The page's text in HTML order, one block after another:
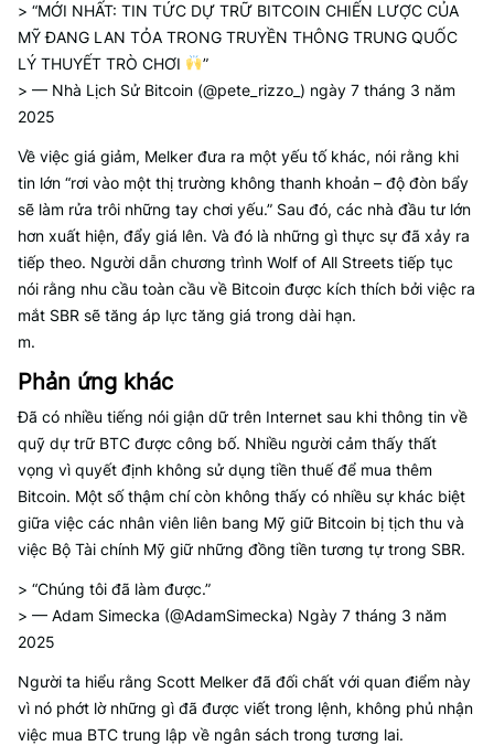
> “MỚI NHẤT: TIN TỨC DỰ TRỮ BITCOIN CHIẾN LƯỢC CỦA
MỸ ĐANG LAN TỎA TRONG TRUYỀN THÔNG TRUNG QUỐC
LÝ THUYẾT TRÒ CHƠI
”
> — Nhà Lịch Sử Bitcoin (@pete_rizzo_) ngày 7 tháng 3 năm
2025
Về việc giá giảm, Melker đưa ra một yếu tố khác, nói rằng khi
tin lớn “rơi vào một thị trường không thanh khoản – độ đòn bẩy
sẽ làm rửa trôi những tay chơi yếu.” Sau đó, các nhà đầu tư lớn
hơn xuất hiện, đẩy giá lên. Và đó là những gì thực sự đã xảy ra
tiếp theo. Người dẫn chương trình Wolf of All Streets tiếp tục
nói rằng nhu cầu toàn cầu về Bitcoin được kích thích bởi việc ra
mắt SBR sẽ tăng áp lực tăng giá trong dài hạn.
m.
Phản ứng khác
Đã có nhiều tiếng nói giận dữ trên Internet sau khi thông tin về
quỹ dự trữ BTC được công bố. Nhiều người cảm thấy thất
vọng vì quyết định không sử dụng tiền thuế để mua thêm
Bitcoin. Một số thậm chí còn không thấy có nhiều sự khác biệt
giữa việc các nhân viên liên bang Mỹ giữ Bitcoin bị tịch thu và
việc Bộ Tài chính Mỹ giữ những đồng tiền tương tự trong SBR.
> “Chúng tôi đã làm được.”
> — Adam Simecka (@AdamSimecka) Ngày 7 tháng 3 năm
2025
Người ta hiểu rằng Scott Melker đã đối chất với quan điểm này
vì nó phớt lờ những gì đã được viết trong lệnh, không phủ nhận
việc mua BTC trung lập về ngân sách trong tương lai.